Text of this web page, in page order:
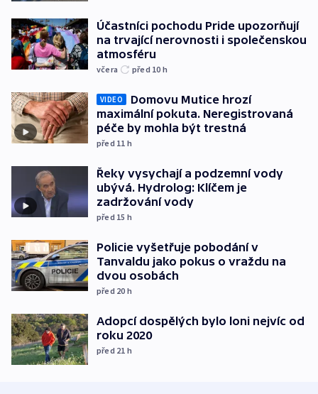
Účastníci pochodu Pride upozorňují
na trvající nerovnosti i společenskou
atmosféru
včera před 10 h
VIDEO
Domovu Mutice hrozí
maximální pokuta. Neregistrovaná
péče by mohla být trestná
před 11 h
Řeky vysychají a podzemní vody
ubývá. Hydrolog: Klíčem je
zadržování vody
před 15 h
Policie vyšetřuje pobodání v
Tanvaldu jako pokus o vraždu na
dvou osobách
před 20 h
Adopcí dospělých bylo loni nejvíc od
roku 2020
před 21 h